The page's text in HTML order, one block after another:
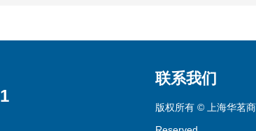
联系我们
版权所有 © 上海华茗